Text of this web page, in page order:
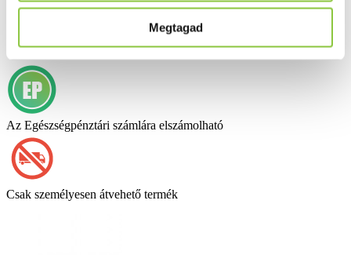
Megtagad
Az Egészségpénztári számlára elszámolható
Csak személyesen átvehető termék